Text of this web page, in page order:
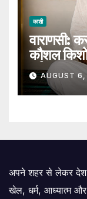
काशी
वाराणसी:
कौशल
गई जल
AUGUST
अपने शहर से लेकर देश-
खेल, धर्म, आध्यात्म और